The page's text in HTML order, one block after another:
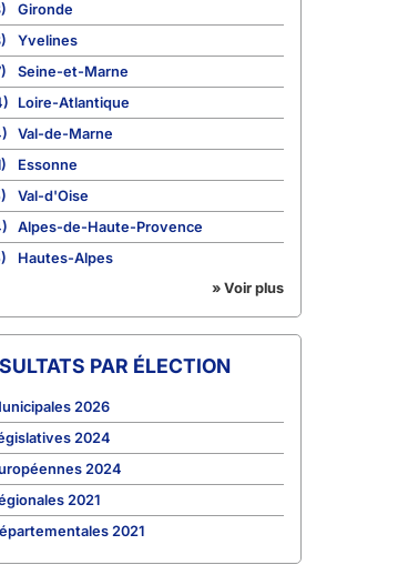
Gironde
Yvelines
Seine-et-Marne
Loire-Atlantique
Val-de-Marne
Essonne
Val-d'Oise
Alpes-de-Haute-Provence
Hautes-Alpes
» Voir plus
PAR ÉLECTION
2026
2024
2024
2021
2021